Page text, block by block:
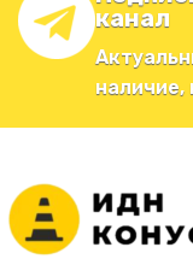
канал
наличие,